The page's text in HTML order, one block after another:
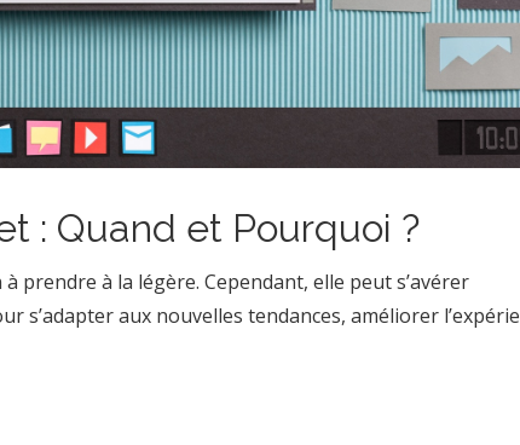
: Quand et Pourquoi ?
prendre à la légère. Cependant, elle peut s’avérer
aux nouvelles tendances, améliorer